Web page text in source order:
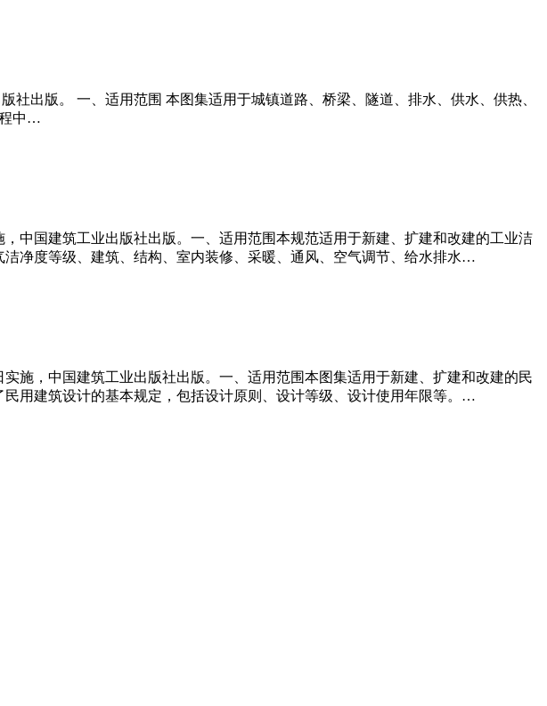
社出版。 一、适用范围 本图集适用于城镇道路、桥梁、隧道、排水、供水、供热、
程中…
，中国建筑工业出版社出版。一、适用范围本规范适用于新建、扩建和改建的工业洁
净度等级、建筑、结构、室内装修、采暖、通风、空气调节、给水排水…
实施，中国建筑工业出版社出版。一、适用范围本图集适用于新建、扩建和改建的民
用建筑设计的基本规定，包括设计原则、设计等级、设计使用年限等。…